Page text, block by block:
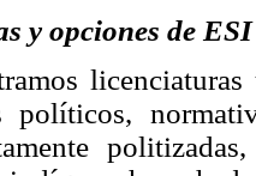
y opciones de
políticos,